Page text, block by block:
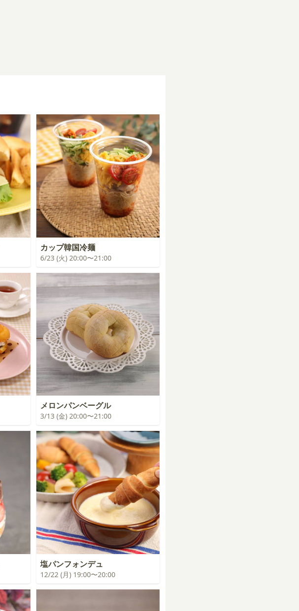
カップ韓国冷麺
6/23 (火) 20:00〜21:00
メロンパンベーグル
3/13 (金) 20:00〜21:00
塩パンフォンデュ
12/22 (月) 19:00〜20:00